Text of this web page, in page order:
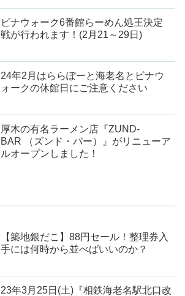
ビナウォーク6番館らーめん処王決定
戦が行われます！(2月21～29日)
24年2月はららぽーと海老名とビナウ
ォークの休館日にご注意ください
厚木の有名ラーメン店『ZUND-
BAR （ズンド・バー）』がリニューア
ルオープンしました！
【築地銀だこ】88円セール！整理券入
手には何時から並べばいいのか？
23年3月25日(土)『相鉄海老名駅北口改